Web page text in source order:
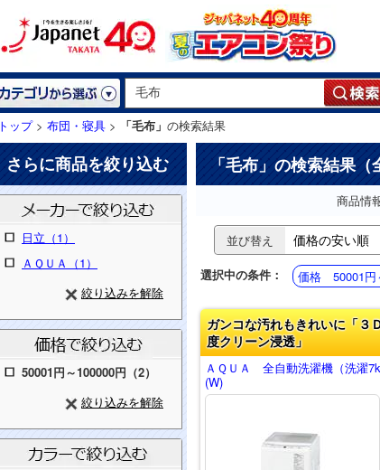
トップ> 布団・寝具 > 「毛布」 の検索結果
さらに商品を絞り込む
日立（1）
ＡＱＵＡ（1）
絞り込みを解除
50001円～100000円（2）
絞り込みを解除
「毛布」の検索結果（
商品情
並び替え
選択中の条件： 価格 50001円
ガンコな汚れもきれいに「３
度クリーン浸透」
ＡＱＵＡ 全自動洗濯機（洗
(W)